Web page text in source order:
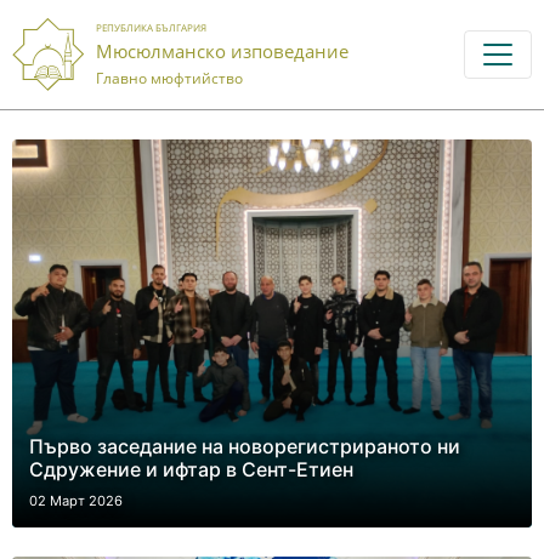
РЕПУБЛИКА БЪЛГАРИЯ
Мюсюлманско изповедание
Главно мюфтийство
Първо заседание на новорегистрираното ни
Сдружение и ифтар в Сент-Етиен
02 Март 2026